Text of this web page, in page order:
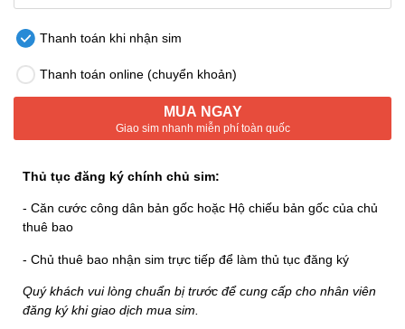
Thanh toán khi nhận sim
Thanh toán online (chuyển khoản)
MUA NGAY
Giao sim nhanh miễn phí toàn quốc
Thủ tục đăng ký chính chủ sim:
- Căn cước công dân bản gốc hoặc Hộ chiếu bản gốc của chủ
thuê bao
- Chủ thuê bao nhận sim trực tiếp để làm thủ tục đăng ký
Quý khách vui lòng chuẩn bị trước để cung cấp cho nhân viên
đăng ký khi giao dịch mua sim.